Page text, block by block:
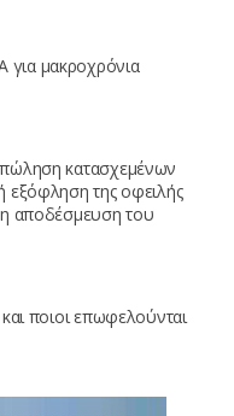
μακροχρόνια
κατασχεμένων
εξόφληση της οφειλής
η αποδέσμευση του
και ποιοι επωφελούνται